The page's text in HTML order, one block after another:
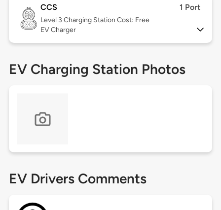
CCS 1 Port
Level 3 Charging Station Cost: Free
EV Charger
EV Charging Station Photos
EV Drivers Comments